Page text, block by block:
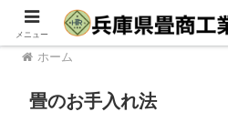
確かな技術と自由な発想で新しい畳の
ホーム
畳のお手入れ法
メニュー